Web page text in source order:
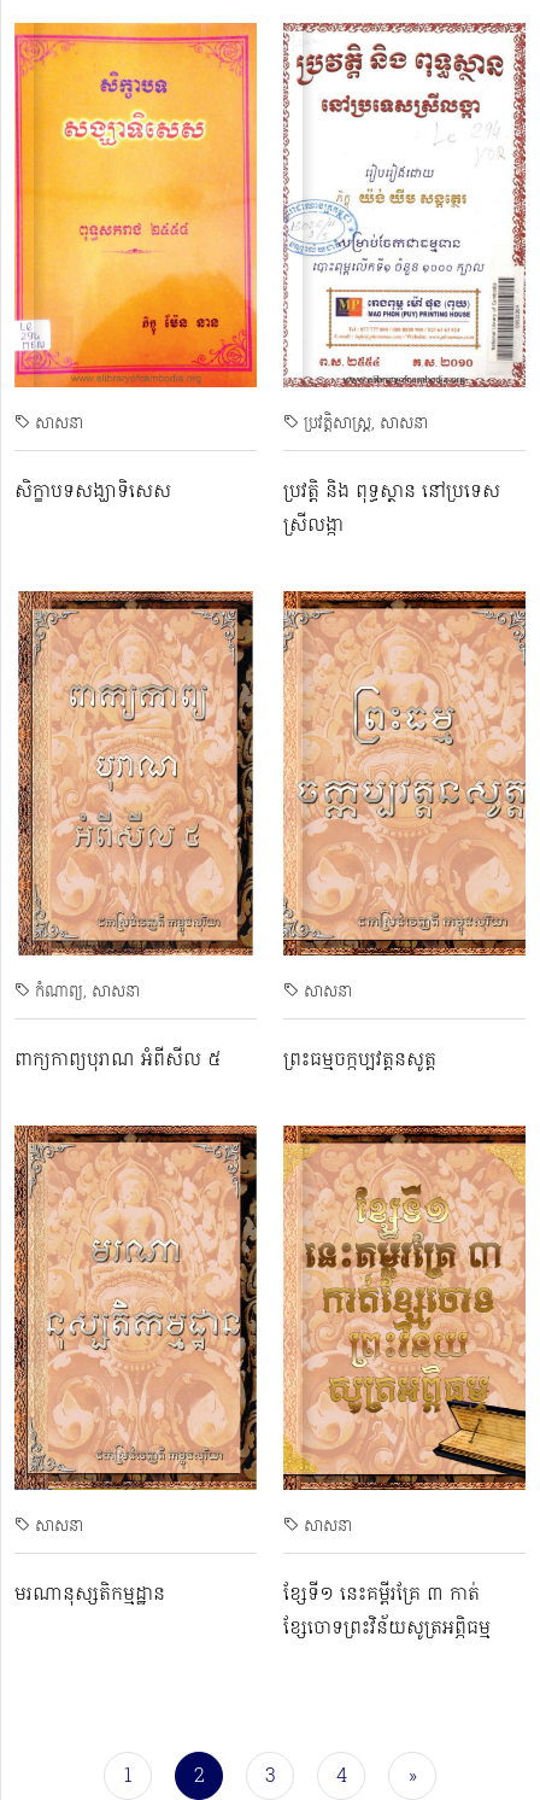
សាសនា
សិក្ខាបទសង្ឃាទិសេស
ប្រវត្តិសាស្ត្រ សាសនា
ប្រវត្តិ និង ពុទ្ធស្ថាន នៅប្រទេស
ស្រីលង្កា
កំណាព្យ សាសនា
ពាក្យកាព្យបុរាណ អំពីសីល ៥
សាសនា
ព្រះធម្មចក្កប្បវត្តនសូត្ត
សាសនា
មរណានុស្សតិកម្មដ្ឋាន
សាសនា
ខ្សែទី​​១ នេះគម្ពីរគ្រែ​ ៣ កាត់
ខ្សែចោទព្រះវិន័យសូត្រអព្ភិធម្ម
1 2 3 4 »